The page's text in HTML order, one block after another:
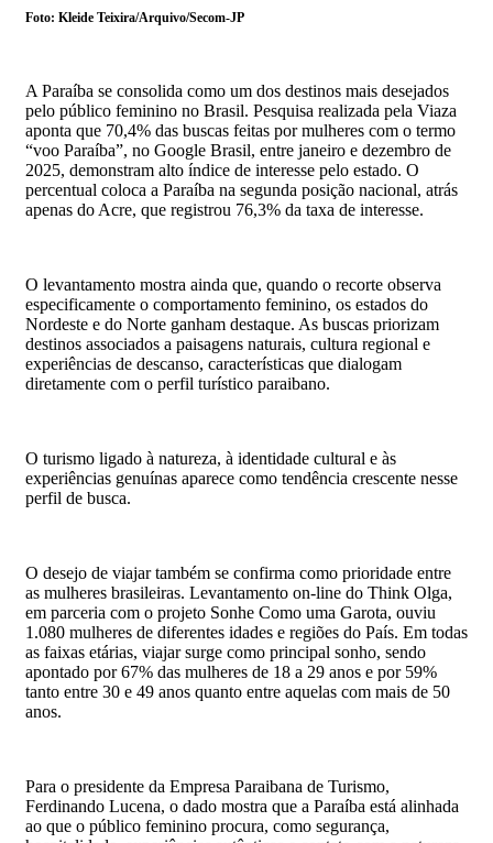
Foto: Kleide Teixira/Arquivo/Secom-JP
A Paraíba se consolida como um dos destinos mais desejados
pelo público feminino no Brasil. Pesquisa realizada pela Viaza
aponta que 70,4% das buscas feitas por mulheres com o termo
“voo Paraíba”, no Google Brasil, entre janeiro e dezembro de
2025, demonstram alto índice de interesse pelo estado. O
percentual coloca a Paraíba na segunda posição nacional, atrás
apenas do Acre, que registrou 76,3% da taxa de interesse.
O levantamento mostra ainda que, quando o recorte observa
especificamente o comportamento feminino, os estados do
Nordeste e do Norte ganham destaque. As buscas priorizam
destinos associados a paisagens naturais, cultura regional e
experiências de descanso, características que dialogam
diretamente com o perfil turístico paraibano.
O turismo ligado à natureza, à identidade cultural e às
experiências genuínas aparece como tendência crescente nesse
perfil de busca.
O desejo de viajar também se confirma como prioridade entre
as mulheres brasileiras. Levantamento on-line do Think Olga,
em parceria com o projeto Sonhe Como uma Garota, ouviu
1.080 mulheres de diferentes idades e regiões do País. Em todas
as faixas etárias, viajar surge como principal sonho, sendo
apontado por 67% das mulheres de 18 a 29 anos e por 59%
tanto entre 30 e 49 anos quanto entre aquelas com mais de 50
anos.
Para o presidente da Empresa Paraibana de Turismo,
Ferdinando Lucena, o dado mostra que a Paraíba está alinhada
ao que o público feminino procura, como segurança,